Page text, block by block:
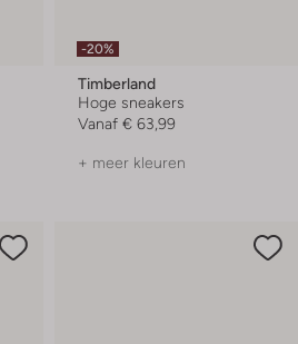
-20%
Timberland
Hoge sneakers
Vanaf € 63,99
+ meer kleuren